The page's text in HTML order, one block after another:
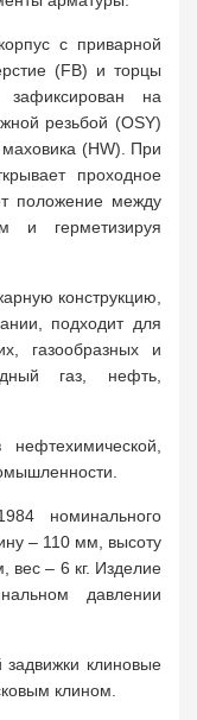
с приварной
(FB) и торцы
на
резьбой (OSY)
(HW). При
проходное
положение между
и герметизируя
конструкцию,
подходит для
газообразных и
газ, нефть,
номинального
– 110 мм, высоту
– 6 кг. Изделие
давлении
клиновые
клином.